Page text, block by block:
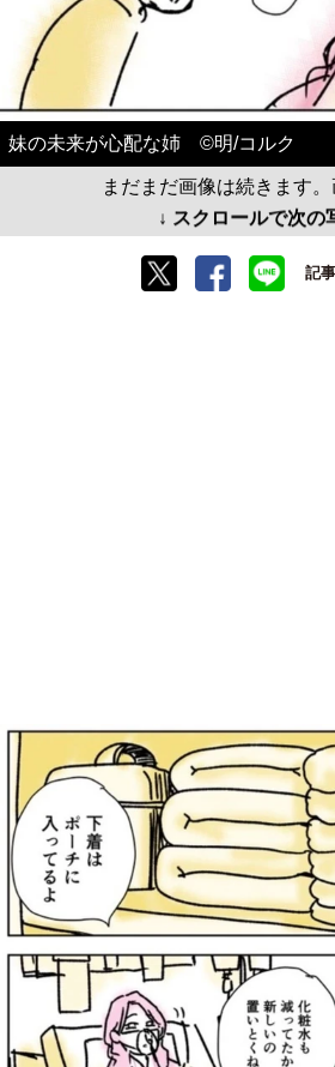
妹の未来が心配な姉 ©️明/コルク
まだまだ画像は続きます。
↓ スクロールで次の
記